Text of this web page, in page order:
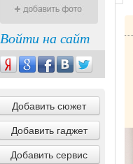
Войти на сайт
Добавить сюжет
Добавить гаджет
Добавить сервис